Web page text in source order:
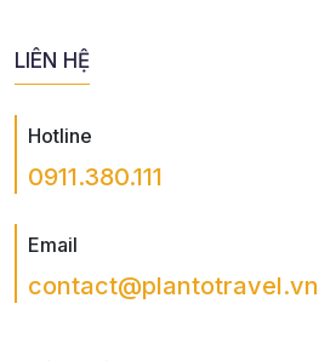
LIÊN HỆ
Hotline
0911.380.111
Email
contact@plantotravel.vn